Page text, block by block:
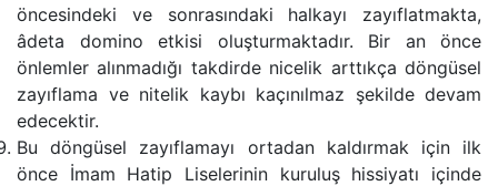
öncesindeki ve sonrasındaki halkayı zayıflatmakta,
âdeta domino etkisi oluşturmaktadır. Bir an önce
önlemler alınmadığı takdirde nicelik arttıkça döngüsel
zayıflama ve nitelik kaybı kaçınılmaz şekilde devam
edecektir.
Bu döngüsel zayıflamayı ortadan kaldırmak için ilk
önce İmam Hatip Liselerinin kuruluş hissiyatı içinde